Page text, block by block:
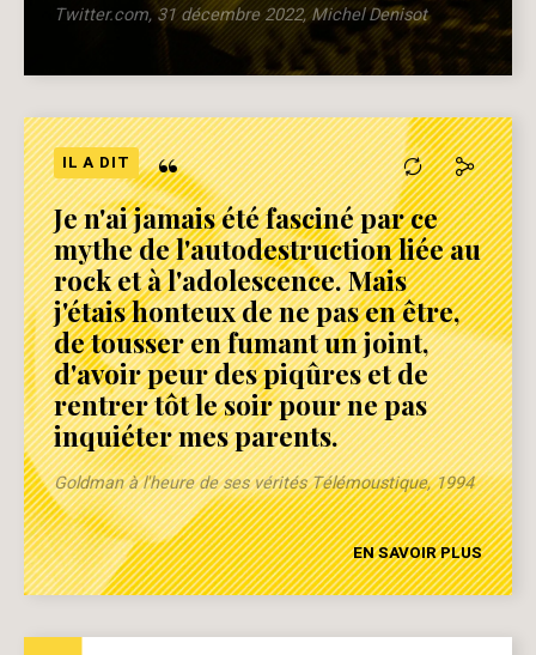
Twitter.com, 31 décembre 2022, Michel Denisot
IL A DIT “
Je n'ai jamais été fasciné par ce
mythe de l'autodestruction liée au
rock et à l'adolescence. Mais
j'étais honteux de ne pas en être,
de tousser en fumant un joint,
d'avoir peur des piqûres et de
rentrer tôt le soir pour ne pas
inquiéter mes parents.
Goldman à l'heure de ses vérités Télémoustique, 1994
EN SAVOIR PLUS